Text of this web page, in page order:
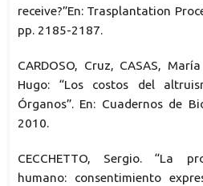
receive?”En: Trasplantation
pp. 2185-2187.
CARDOSO, Cruz, CASAS,
Hugo: “Los costos del
Órganos”. En: Cuadernos de
2010.
CECCHETTO, Sergio. “La
humano: consentimiento